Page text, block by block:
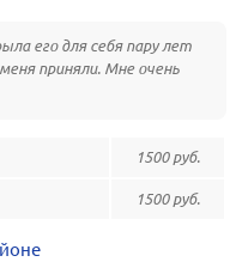
его для себя пару лет
приняли. Мне очень
1500 руб.
1500 руб.